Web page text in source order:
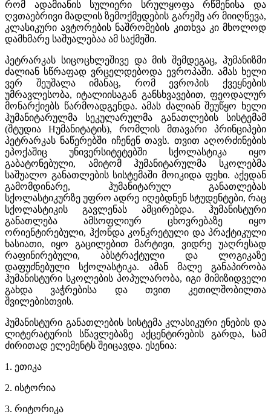
რომ ადამიანის სულიერი სრულყოფა რწმენისა და
ღვთაებრივი მადლის ზემოქმედების გარეშე არ მიიღწევა,
კლასიკური ავტორების ნაშრომების კითხვა კი მხოლოდ
დამხმარე საშუალებაა ამ საქმეში.
პეტრარკას სიცოცხლეშივე და მის შემდეგაც, ჰუმანიზმი
ძალიან სწრაფად ვრცელდებოდა ევროპაში. ამას ხელი
ვერ შეუშალა იმანაც, რომ ევროპის ქვეყნების
უმრავლესობა, იტალიისაგან განსხვავებით, ფეოდალურ
მონარქიებს წარმოადგენდა. ამას ძალიან შეუწყო ხელი
ჰუმანიტარულმა სეკულარულმა განათლების სისტემამ
(შტუდია Hუმანიტატის), რომლის მთავარი პრინციპები
პეტრარკას ნაწერებში იჩენენ თავს. თვით აღორძინების
ეპოქაშიც უნივერსიტეტებში სქოლასტიკა იყო
გაბატონებული, ამიტომ ჰუმანიტარულმა სკოლებმა
საშუალო განათლების სისტემაში მოიკიდა ფეხი. აქედან
გამომდინარე, ჰუმანიტარულ განათლებას
სქოლასტიკურზე უფრო ადრე იღებდნენ სტუდენტები, რაც
სქოლასტიკის გავლენას ამცირებდა. ჰუმანისტური
განათლება ამსოფლიურ ცხოვრებაზე იყო
ორიენტირებული, ჰქონდა კონკრეტული და პრაქტიკული
ხასიათი, იყო გაცილებით მარტივი, ვიდრე უაღრესად
რაფინირებული, აბსტრაქტული და ლოგიკაზე
დაფუძნებული სქოლასტიკა. ამან მალე განაპირობა
ჰუმანისტური სკოლების პოპულარობა, იგი მიმიზიდველი
გახდა ვაჭრებისა და თვით კეთილშობილთა
შვილებისთვის.
ჰუმანისტური განათლების სისტემა კლასიკური ენების და
ლიტერატურის სწავლებაზე აქცენტირების გარდა, სამ
ძირითად ელემენტს შეიცავდა. ესენია:
1. ეთიკა
2. ისტორია
3. რიტორიკა